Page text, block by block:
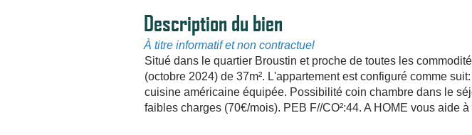
Description du bien
À titre informatif et non contractuel
Situé dans le quartier Broustin et proche de toutes les
(octobre 2024) de 37m². L'appartement est configuré comme
cuisine américaine équipée. Possibilité coin chambre dans le
faibles charges (70€/mois). PEB F//CO²:44. A HOME vous aide